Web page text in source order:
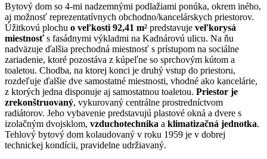
Bytový dom so 4-mi nadzemnými podlažiami ponúka, okrem iného,
aj možnosť reprezentatívnych obchodno/kancelárskych priestorov.
Úžitkovú plochu o veľkosti 92,41 m² predstavuje veľkorysá
miestnosťs fasádnymi výkladmi na Kadnárovú ulicu. Na ňu
nadväzuje ďalšia prechodná miestnosť s prístupom na sociálne
zariadenie, ktoré pozostáva z kúpeľne so sprchovým kútom a
toaletou. Chodba, na ktorej konci je druhý vstup do priestoru,
rozdeľuje ďalšie dve samostatné miestnosti, vhodné ako kancelárie,
z ktorých jedna disponuje aj samostatnou toaletou. Priestor je
zrekonštruovaný, vykurovaný centrálne prostredníctvom
radiátorov. Jeho vybavenie predstavujú plastové okná a dvere s
izolačným dvojsklom, vzduchotechnika a klimatizačná jednotka.
Tehlový bytový dom kolaudovaný v roku 1959 je v dobrej
technickej kondícii, pravidelne udržiavaný.